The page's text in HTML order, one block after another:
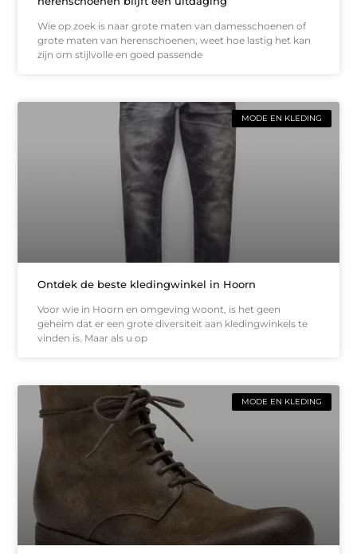
Wie op zoek is naar grote maten van damesschoenen of
grote maten van herenschoenen, weet hoe lastig het kan
zijn om stijlvolle en goed passende
MODE EN KLEDING
Ontdek de beste kledingwinkel in Hoorn
Voor wie in Hoorn en omgeving woont, is het geen
geheim dat er een grote diversiteit aan kledingwinkels te
vinden is. Maar als u op
MODE EN KLEDING